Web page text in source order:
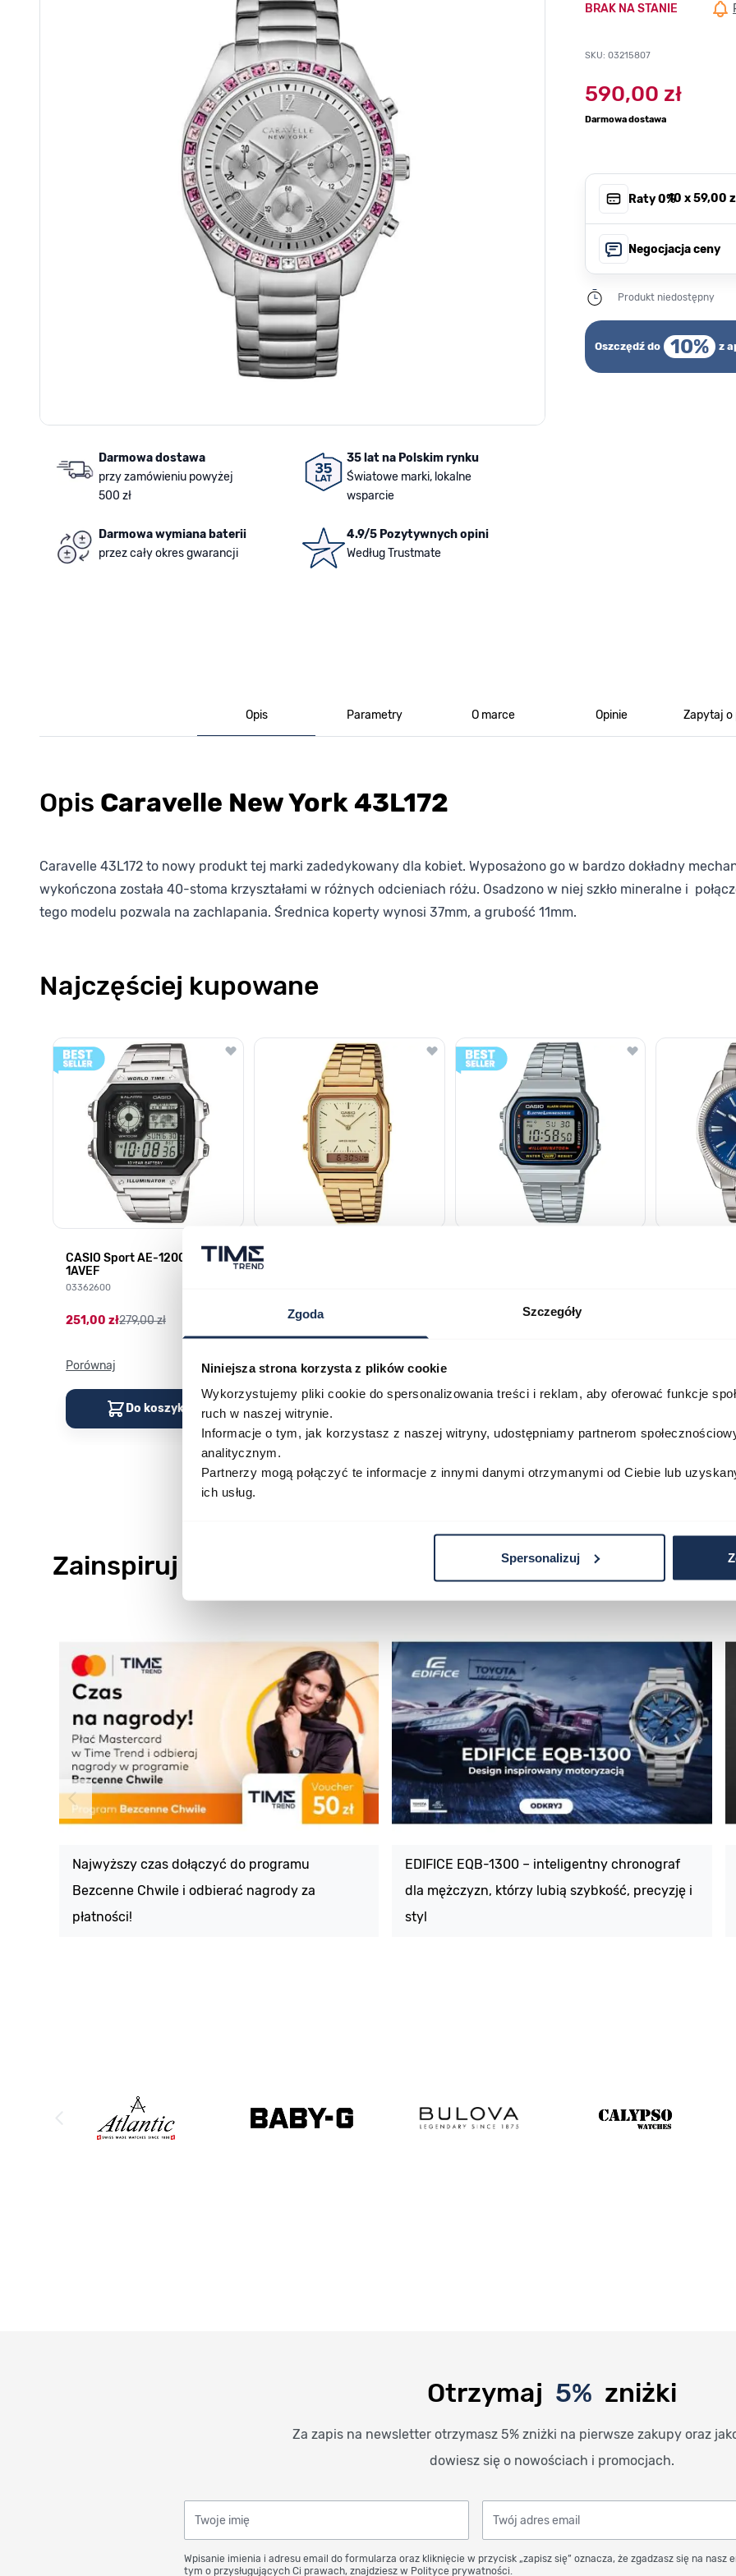
Zgoda Szczegóły
Niniejsza strona korzysta z plików cookie
Wykorzystujemy pliki cookie do spersonalizowania treści i reklam, aby oferować funkcje
ruch w naszej witrynie.
Informacje o tym, jak korzystasz z naszej witryny, udostępniamy partnerom
analitycznym.
Partnerzy mogą połączyć te informacje z innymi danymi otrzymanymi od Ciebie lub
ich usług.
Spersonalizuj
Darmowa dostawa
przy zamówieniu powyżej
500 zł
35 lat na Polskim rynku
Światowe marki, lokalne
wsparcie
Darmowa wymiana baterii
przez cały okres gwarancji
4.9/5 Pozytywnych opini
Według Trustmate
BRAK NA STANIE
SKU: 03215807
590,00 zł
Darmowa dostawa
Raty 0%, 10 x59,00
Negocjacja ceny
Produkt niedostępny
Oszczędź do 10% z
Opis Parametry O marce Opinie Zapytaj o
Opis Caravelle New York 43L172
Caravelle 43L172 to nowy produkt tej marki zadedykowany dla kobiet. Wyposażono go w bardzo dokładny
wykończona została 40-stoma krzyształami w różnych odcieniach różu. Osadzono w niej szkło mineralne i
tego modelu pozwala na zachlapania. Średnica koperty wynosi 37mm, a grubość 11mm.
Najczęściej kupowane
Poruszanie się po elementach karuzeli jest możliwe za pomocą klawisza tabulacji. Możesz pominąć karuzelę lub przejść
Naciśnij, aby pominąć karuzelę
Naciśnij, aby przejść do nawigacji karuzeli
CASIO Sport AE-1200WHD-
1AVEF
03362600
251,00 zł279,00 zł
Porównaj
Do koszyka
296,00 zł329,00 zł
Porównaj
Do koszyka
199,00 zł
Casio
Zainspiruj się
Najwyższy czas dołączyć do programu
Bezcenne Chwile i odbierać nagrody za
płatności!
EDIFICE EQB-1300 – inteligentny chronograf
dla mężczyzn, którzy lubią szybkość, precyzję i
styl
Otrzymaj 5% zniżki
Za zapis na newsletter otrzymasz 5% zniżki na pierwsze zakupy oraz
dowiesz się o nowościach i promocjach.
Wpisanie imienia i adresu email do formularza oraz kliknięcie w przycisk „zapisz się” oznacza, że zgadzasz się na
tym o przysługujących Ci prawach, znajdziesz w Polityce prywatności.